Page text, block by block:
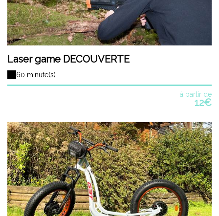
Laser game DECOUVERTE
60 minute(s)
à partir de
12€